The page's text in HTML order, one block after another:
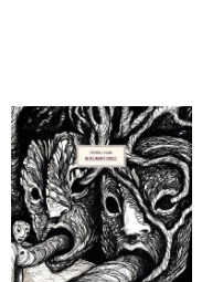
Vendedores
Comenzar a vender
Ayuda